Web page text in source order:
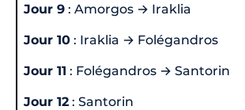
Jour 9 : Amorgos → Iraklia
Jour 10 : Iraklia → Folégandros
Jour 11 : Folégandros → Santorin
Jour 12 : Santorin